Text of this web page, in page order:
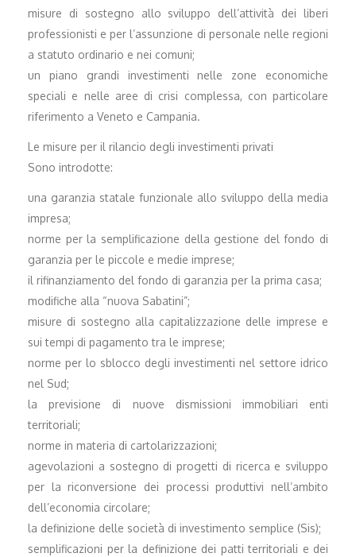
misure di sostegno allo sviluppo dell’attività dei liberi
professionisti e per l’assunzione di personale nelle regioni
a statuto ordinario e nei comuni;
un piano grandi investimenti nelle zone economiche
speciali e nelle aree di crisi complessa, con particolare
riferimento a Veneto e Campania.
Le misure per il rilancio degli investimenti privati
Sono introdotte:
una garanzia statale funzionale allo sviluppo della media
impresa;
norme per la semplificazione della gestione del fondo di
garanzia per le piccole e medie imprese;
il rifinanziamento del fondo di garanzia per la prima casa;
modifiche alla “nuova Sabatini”;
misure di sostegno alla capitalizzazione delle imprese e
sui tempi di pagamento tra le imprese;
norme per lo sblocco degli investimenti nel settore idrico
nel Sud;
la previsione di nuove dismissioni immobiliari enti
territoriali;
norme in materia di cartolarizzazioni;
agevolazioni a sostegno di progetti di ricerca e sviluppo
per la riconversione dei processi produttivi nell’ambito
dell’economia circolare;
la definizione delle società di investimento semplice (Sis);
semplificazioni per la definizione dei patti territoriali e dei